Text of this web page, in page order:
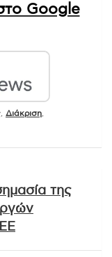
Google
Διάκριση
της